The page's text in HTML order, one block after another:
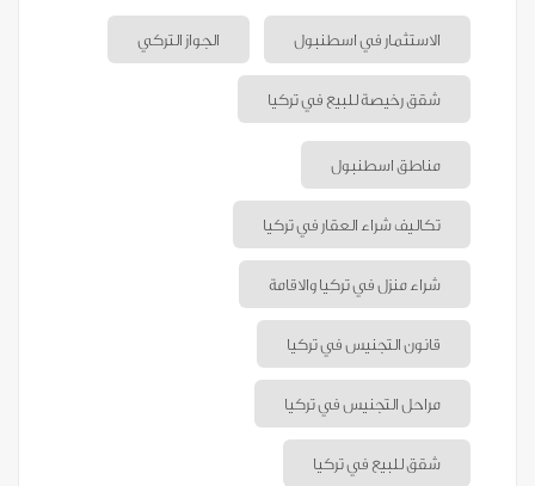
الجواز التركي الاستثمار في اسطنبول
شقق رخيصة للبيع في تركيا
مناطق اسطنبول
تكاليف شراء العقار في تركيا
شراء منزل في تركيا والاقامة
قانون التجنيس في تركيا
مراحل التجنيس في تركيا
شقق للبيع في تركيا